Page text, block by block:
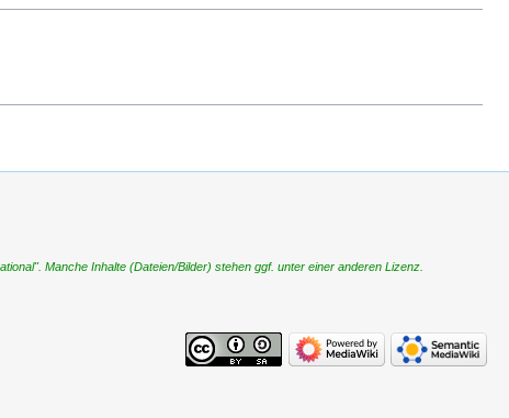
Manche Inhalte (Dateien/Bilder) stehen ggf. unter einer anderen Lizenz.